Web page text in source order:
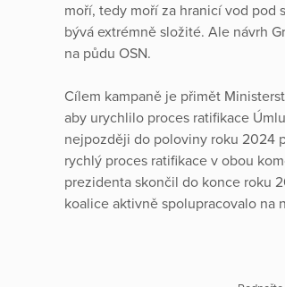
moří, tedy moří za hranicí vod pod
bývá extrémně složité. Ale návrh
na půdu OSN.
Cílem kampaně je přimět
aby urychlilo proces ratifikace
nejpozději do poloviny roku 2024
rychlý proces ratifikace v obou
prezidenta skončil do konce roku
koalice aktivně spolupracovalo na